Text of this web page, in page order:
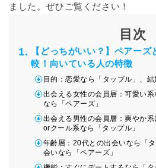
ました。ぜひご覧ください！
目次
【どっちがいい？】ペアー
較！向いている人の特徴
目的：恋愛なら「タップル」、結
出会える女性の会員層：可愛い
なら「ペアーズ」
出会える男性の会員層：爽やか
orクール系なら「タップル」
年齢層：20代との出会いなら「
会いなら「ペアーズ」